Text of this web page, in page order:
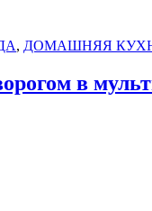
, ДОМАШНЯЯ
в